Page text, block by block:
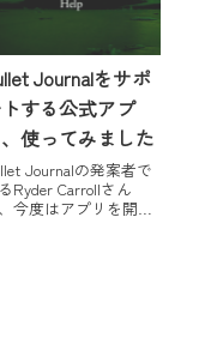
Journalをサポ
する公式アプ
、使ってみました
Journalの発案者で
Ryder Carrollさん
今度はアプリを開発